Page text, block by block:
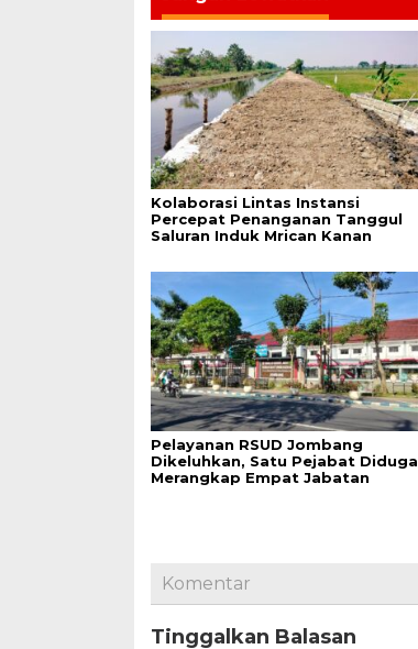
Kolaborasi Lintas Instansi
Percepat Penanganan Tanggul
Saluran Induk Mrican Kanan
Pelayanan RSUD Jombang
Dikeluhkan, Satu Pejabat Diduga
Merangkap Empat Jabatan
Komentar
Tinggalkan Balasan